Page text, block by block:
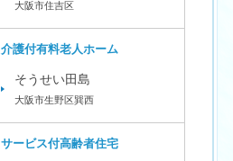
大阪市住吉区
介護付有料老人ホーム
そうせい田島
大阪市生野区巽西
サービス付高齢者住宅